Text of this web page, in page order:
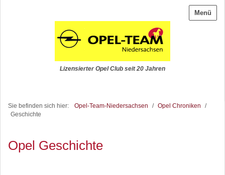
Menü
Lizensierter Opel Club seit 20 Jahren
Sie befinden sich hier: Opel-Team-Niedersachsen / Opel Chroniken
/
Geschichte
Opel Geschichte